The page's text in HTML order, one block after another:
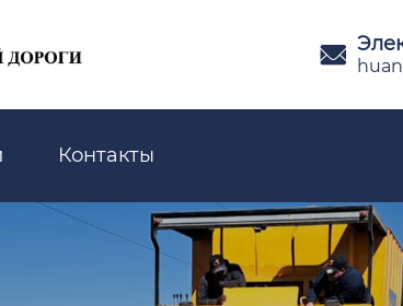

Контакты